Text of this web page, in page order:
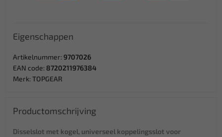
Eigenschappen
Artikelnummer: 9707026
EAN code: 8720211976384
Merk: TOPGEAR
Productomschrijving
Disselslot met kogel, universeel koppelingsslot voor